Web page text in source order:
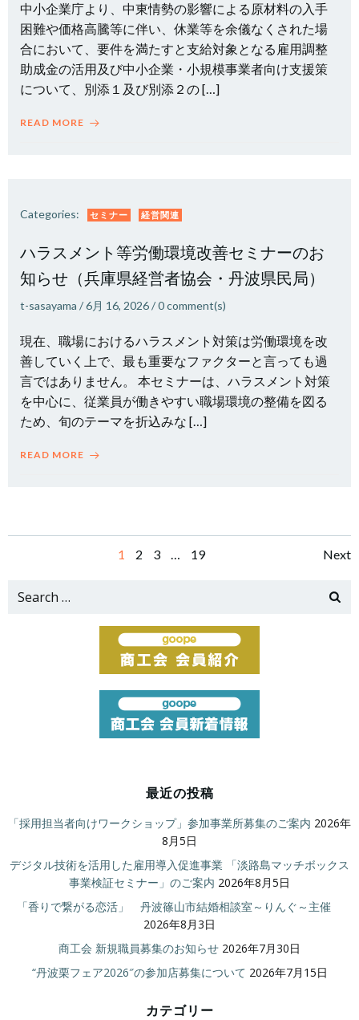
中小企業庁より、中東情勢の影響による原材料の入手
困難や価格高騰等に伴い、休業等を余儀なくされた場
合において、要件を満たすと支給対象となる雇用調整
助成金の活用及び中小企業・小規模事業者向け支援策
について、別添１及び別添２の […]
READ MORE
Categories: セミナー 経営関連
ハラスメント等労働環境改善セミナーのお
知らせ（兵庫県経営者協会・丹波県民局）
t-sasayama /6月 16, 2026/0comment(s)
現在、職場におけるハラスメント対策は労働環境を改
善していく上で、最も重要なファクターと言っても過
言ではありません。 本セミナーは、ハラスメント対策
を中心に、従業員が働きやすい職場環境の整備を図る
ため、旬のテーマを折込みな […]
READ MORE
navigation
Page
1 Page
2 Page
3 … Page
19 Next
Search
最近の投稿
「採用担当者向けワークショップ」参加事業所募集のご案内 2026年
8月5日
デジタル技術を活用した雇用導入促進事業 「淡路島マッチボックス
事業検証セミナー」のご案内 2026年8月5日
「香りで繋がる恋活」 丹波篠山市結婚相談室～りんぐ～主催
2026年8月3日
商工会 新規職員募集のお知らせ 2026年7月30日
“丹波栗フェア2026″の参加店募集について 2026年7月15日
カテゴリー